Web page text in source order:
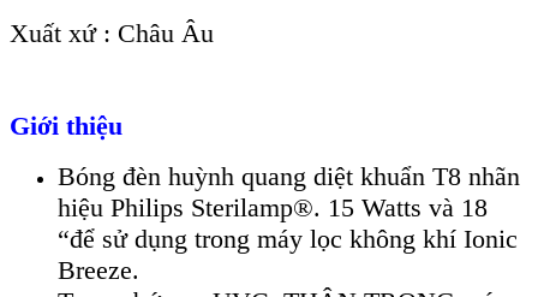
Xuất xứ : Châu Âu
Giới thiệu
Bóng đèn huỳnh quang diệt khuẩn T8 nhãn
hiệu Philips Sterilamp®. 15 Watts và 18
“để sử dụng trong máy lọc không khí Ionic
Breeze.